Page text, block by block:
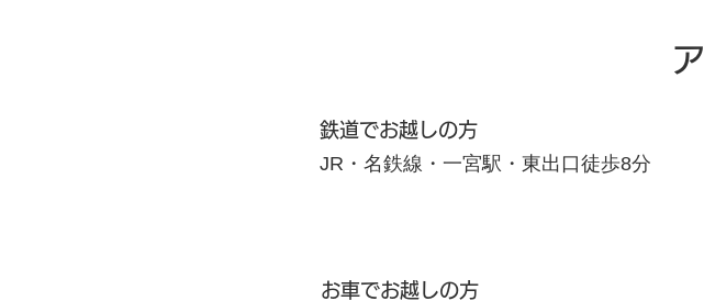
鉄道でお越しの方
JR・名鉄線・一宮駅・東出口徒歩8分
お車でお越しの方